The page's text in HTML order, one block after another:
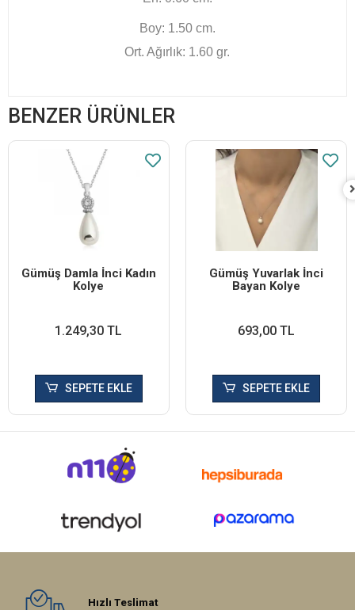
Boy: 1.50 cm.
Ort. Ağırlık: 1.60 gr.
BENZER ÜRÜNLER
Gümüş Damla İnci Kadın
Kolye
1.249,30 TL
SEPETE EKLE
Gümüş Yuvarlak İnci
Bayan Kolye
693,00 TL
SEPETE EKLE
Hızlı Teslimat